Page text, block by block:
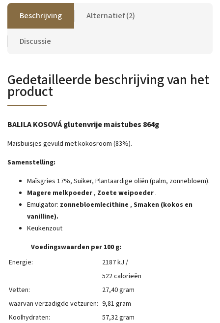
Beschrijving Alternatief (2)
Discussie
Gedetailleerde beschrijving van het
product
BALILA KOSOVÁ glutenvrije maistubes 864g
Maïsbuisjes gevuld met kokosroom (83%).
Samenstelling:
Maïsgries 17%, Suiker, Plantaardige oliën (palm, zonnebloem).
Magere melkpoeder , Zoete weipoeder .
Emulgator: zonnebloemlecithine , Smaken (kokos en
vanilline).
Keukenzout
Voedingswaarden per 100 g:
Energie:
2187 kJ /
522 calorieën
Vetten:
27,40 gram
waarvan verzadigde vetzuren: 9,81 gram
Koolhydraten:
57,32 gram